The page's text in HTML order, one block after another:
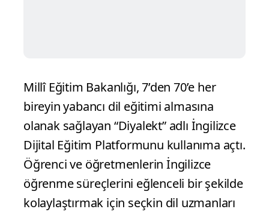
Millî Eğitim Bakanlığı, 7’den 70’e her
bireyin yabancı dil eğitimi almasına
olanak sağlayan “Diyalekt” adlı İngilizce
Dijital Eğitim Platformunu kullanıma açtı.
Öğrenci ve öğretmenlerin İngilizce
öğrenme süreçlerini eğlenceli bir şekilde
kolaylaştırmak için seçkin dil uzmanları